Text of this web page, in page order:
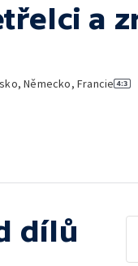
a
Německo, Francie
dílů